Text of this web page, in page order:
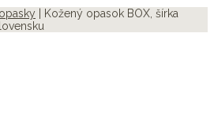
| Kožený opasok BOX, šírka